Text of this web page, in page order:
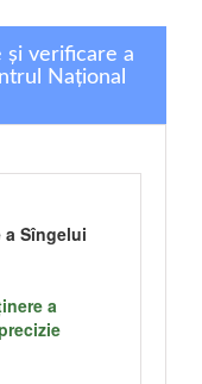
și verificare a
Național
a Sîngelui
a